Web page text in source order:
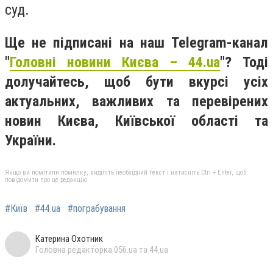
суд.
Ще не підписані на наш Telegram-канал
"Головні новини Києва – 44.ua"? Тоді
долучайтесь, щоб бути вкурсі усіх
актуальних, важливих та перевірених
новин Києва, Київської області та
України.
Якщо ви помітили помилку, виділіть необхідний текст і натисніть Ctrl + Enter, щоб
повідомити про це редакцію
#Київ #44.ua #пограбування
Катерина Охотник
Головна редакторка 056.ua та 44.ua